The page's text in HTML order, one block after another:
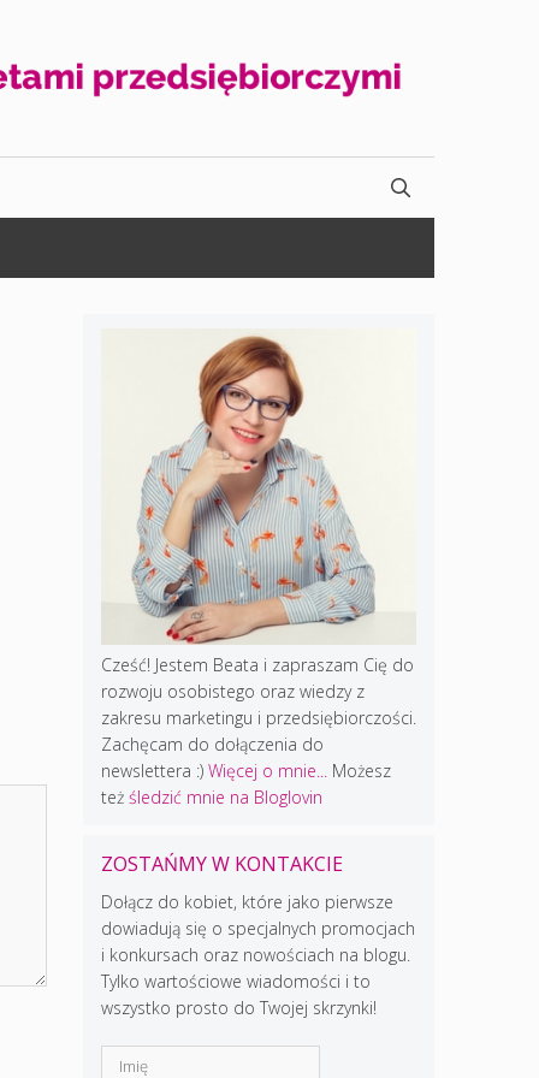
Cześć! Jestem Beata i zapraszam Cię do
rozwoju osobistego oraz wiedzy z
zakresu marketingu i przedsiębiorczości.
Zachęcam do dołączenia do
newslettera :) Więcej o mnie...
Możesz
też śledzić mnie na Bloglovin
ZOSTAŃMY W KONTAKCIE
Dołącz do kobiet, które jako pierwsze
dowiadują się o specjalnych promocjach
i konkursach oraz nowościach na blogu.
Tylko wartościowe wiadomości i to
wszystko prosto do Twojej skrzynki!